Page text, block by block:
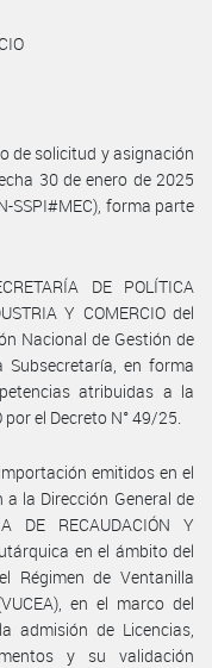
de solicitud y asignación
30 de enero de 2025
SSPI#MEC), forma parte
DE POLÍTICA
Y COMERCIO del
Nacional de Gestión de
Subsecretaría, en forma
atribuidas a la
por el Decreto N° 49/25.
emitidos en el
la Dirección General de
DE RECAUDACIÓN Y
en el ámbito del
Régimen de Ventanilla
en el marco del
admisión de Licencias,
y su validación